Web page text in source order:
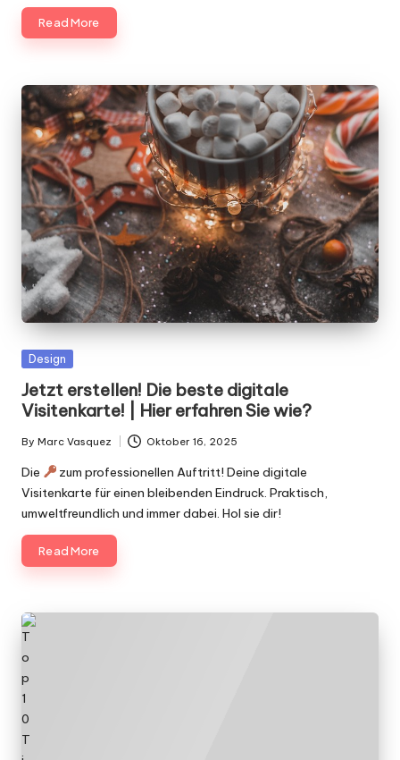
Read More
Posted
Design
Jetzt erstellen! Die beste digitale
Visitenkarte! | Hier erfahren Sie wie?
Posted
by
By Marc Vasquez Oktober 16, 2025
Die
zum professionellen Auftritt! Deine digitale
Visitenkarte für einen bleibenden Eindruck. Praktisch,
umweltfreundlich und immer dabei. Hol sie dir!
Read More